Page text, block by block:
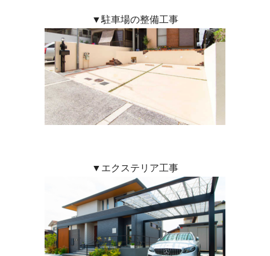
▼駐車場の整備工事
▼エクステリア工事